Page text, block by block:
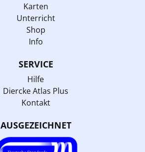
Karten
Unterricht
Shop
Info
SERVICE
Hilfe
Diercke Atlas Plus
Kontakt
AUSGEZEICHNET